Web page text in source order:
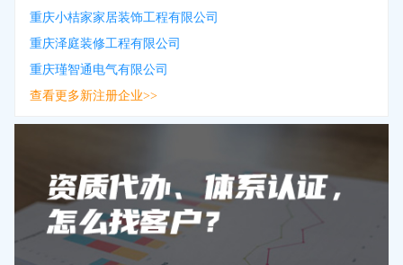
重庆小桔家家居装饰工程有限公司
重庆泽庭装修工程有限公司
重庆瑾智通电气有限公司
查看更多新注册企业>>